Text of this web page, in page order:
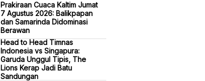
Prakiraan Cuaca Kaltim Jumat
7 Agustus 2026: Balikpapan
dan Samarinda Didominasi
Berawan
Head to Head Timnas
Indonesia vs Singapura:
Garuda Unggul Tipis, The
Lions Kerap Jadi Batu
Sandungan